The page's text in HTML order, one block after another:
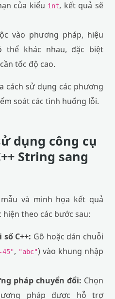
của kiểu int, kết quả sẽ
vào phương pháp, hiệu
thể khác nhau, đặc biệt
tốc độ cao.
cách sử dụng các phương
soát các tình huống lỗi.
dụng công cụ
String sang
và minh họa kết quả
theo các bước sau:
C++: Gõ hoặc dán chuỗi
45", "abc") vào khung nhập
pháp chuyển đổi: Chọn
pháp được hỗ trợ